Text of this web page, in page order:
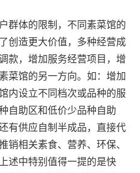
群体的限制，不同素菜馆的
创造更大价值，多种经营成
款，增加服务经营项目，增
菜馆的另一方向。如：增加
内设立不同档次或品种的服
自助区和低价少品种自助
有供应自制半成品，直接代
销相关素食、营养、环保、
述中特别值得一提的是快